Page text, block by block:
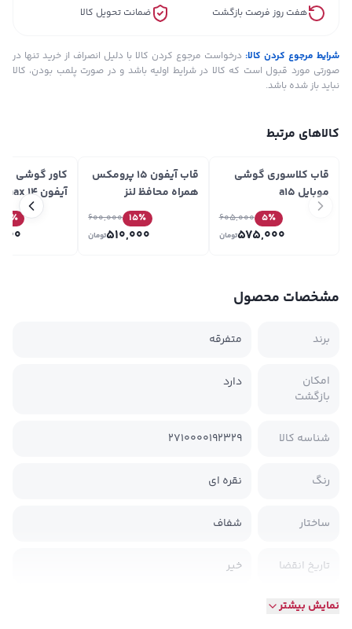
هفت روز فرصت بازگشت ضمانت تحویل کالا
شرایط مرجوع کردن کالا: درخواست مرجوع کردن کالا با دلیل انصراف از خرید تنها در
صورتی مورد قبول است که کالا در شرایط اولیه باشد و در صورت پلمب بودن، کالا
نباید باز شده باشد.
کالاهای مرتبط
قاب کلاسوری گوشی
موبایل a15
5٪ 605,000
575,000تومان
قاب آیفون 15 پرومکس
همراه محافظ لنز
15٪ 600,000
510,000تومان
کاور گوشی
٪
مشخصات محصول
برند متفرقه
امکان
بازگشت
دارد
شناسه کالا 2710000192329
رنگ نقره ای
ساختار شفاف
تاریخ انقضا خیر
نمایش بیشتر